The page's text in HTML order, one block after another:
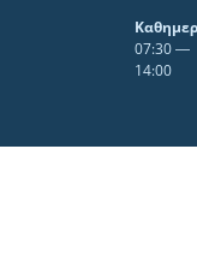
07:30 ―
14:00